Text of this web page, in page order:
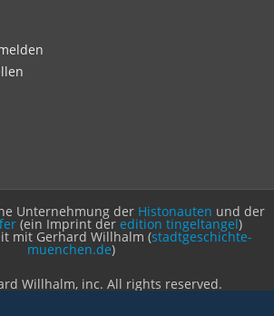
(ein Imprint deredition tingeltangel)
mit Gerhard Willhalm (stadtgeschichte-
muenchen.de)
Willhalm, inc. All rights reserved.